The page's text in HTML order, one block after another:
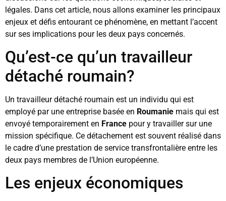
légales. Dans cet article, nous allons examiner les principaux
enjeux et défis entourant ce phénomène, en mettant l’accent
sur ses implications pour les deux pays concernés.
Qu’est-ce qu’un travailleur
détaché roumain?
Un travailleur détaché roumain est un individu qui est
employé par une entreprise basée en Roumanie mais qui est
envoyé temporairement en France pour y travailler sur une
mission spécifique. Ce détachement est souvent réalisé dans
le cadre d’une prestation de service transfrontalière entre les
deux pays membres de l’Union européenne.
Les enjeux économiques